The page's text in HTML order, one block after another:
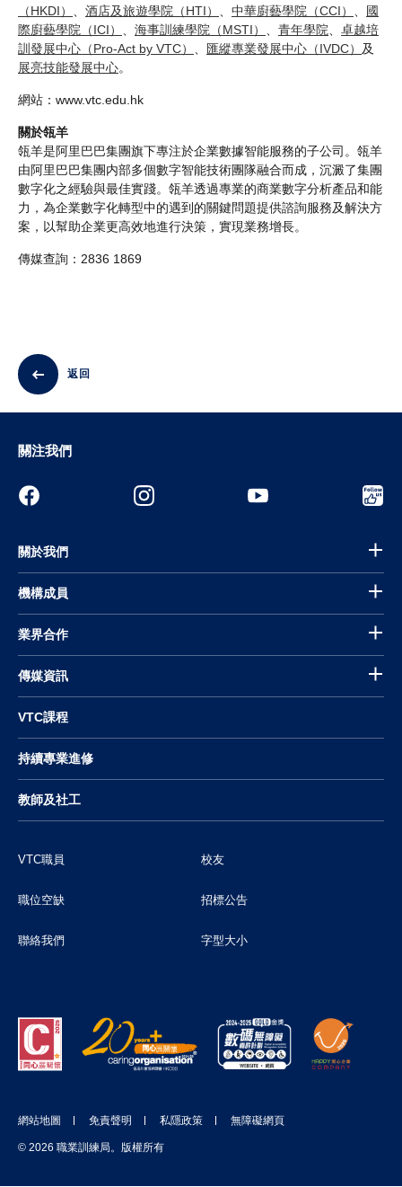
（HKDI）
酒店及旅遊學院（HTI） 中華廚藝學院（CCI）
國
際廚藝學院（ICI）
海事訓練學院（MSTI） 青年學院
卓越培
訓發展中心（Pro-Act by VTC）
匯縱專業發展中心（IVDC） 及
展亮技能發展中心。
網站：www.vtc.edu.hk
關於瓴羊
瓴羊是阿里巴巴集團旗下專注於企業數據智能服務的子公司。瓴羊
由阿里巴巴集團内部多個數字智能技術團隊融合而成，沉澱了集團
數字化之經驗與最佳實踐。瓴羊透過專業的商業數字分析產品和能
力，為企業數字化轉型中的遇到的關鍵問題提供諮詢服務及解決方
案，以幫助企業更高效地進行決策，實現業務增長。
傳媒查詢：2836 1869
返回
關注我們
關於我們
機構成員
業界合作
傳媒資訊
VTC課程
持續專業進修
教師及社工
VTC職員 校友
職位空缺 招標公告
聯絡我們 字型大小
網站地圖 免責聲明 私隱政策 無障礙網頁
© 2026 職業訓練局。版權所有